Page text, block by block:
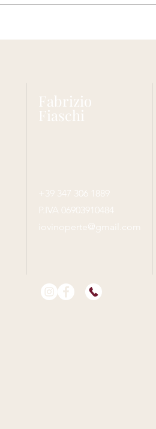
Chianti
Fabrizio
Fiaschi
+39 347 306 1889
P.IVA 06903910484
iovinoperte@gmail.com